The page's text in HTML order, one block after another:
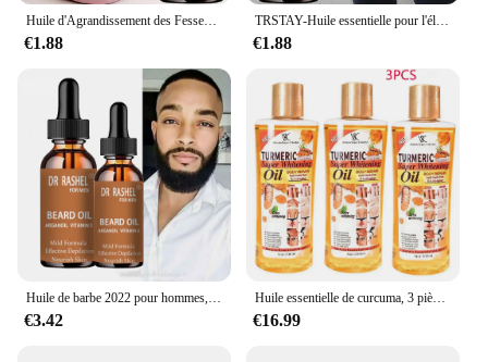
Huile d'Agrandissement des Fesses, Essence, Améliore le Lifting, Nourrit, Hydrate, Courbe Sexy, Énergie en Profondeur, miles des Fesses, Gros Cul, Soins de la Peau
€1.88
TRSTAY-Huile essentielle pour l'élargissement de la hanche, huile de levage
€1.88
Huile de barbe 2022 pour hommes, essence d'amélioration de la croissance de la barbe, conditionneur sans rinçage, restauration de l'humidité naturelle, produits de beauté
€3.42
Huile essentielle de curcuma, 3 pièces, massage du visage et du corps, diffuseur hydratant, aromathérapie, soins du visage, lissant, soins de la peau
€16.99